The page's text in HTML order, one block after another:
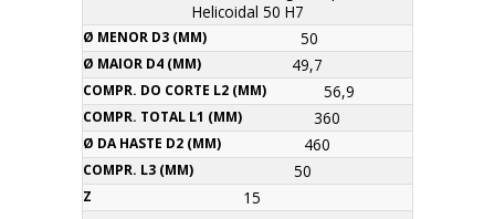
Helicoidal 50 H7
50
49,7
56,9
360
460
50
15